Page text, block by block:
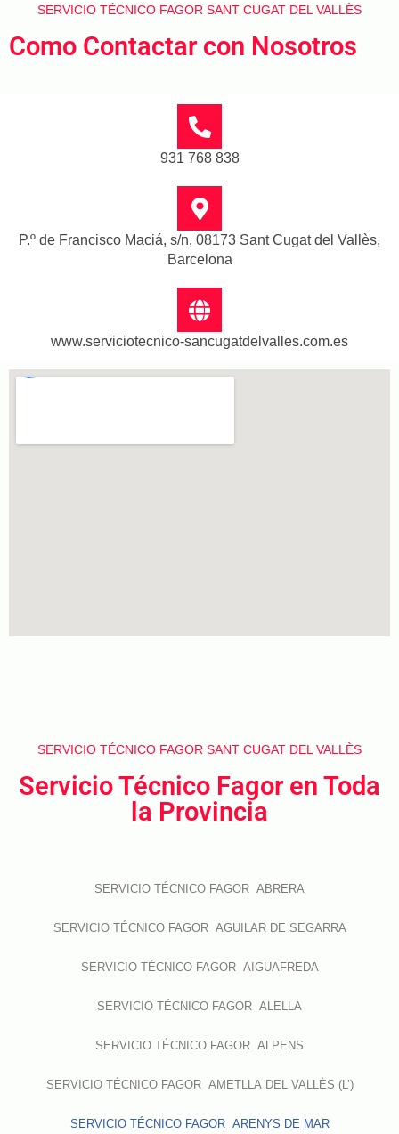
SERVICIO TÉCNICO FAGOR SANT CUGAT DEL VALLÈS
Como Contactar con Nosotros
931 768 838
P.º de Francisco Maciá, s/n, 08173 Sant Cugat del Vallès,
Barcelona
www.serviciotecnico-sancugatdelvalles.com.es
SERVICIO TÉCNICO FAGOR SANT CUGAT DEL VALLÈS
Servicio Técnico Fagor en Toda
la Provincia
SERVICIO TÉCNICO FAGOR ABRERA
SERVICIO TÉCNICO FAGOR AGUILAR DE SEGARRA
SERVICIO TÉCNICO FAGOR AIGUAFREDA
SERVICIO TÉCNICO FAGOR ALELLA
SERVICIO TÉCNICO FAGOR ALPENS
SERVICIO TÉCNICO FAGOR AMETLLA DEL VALLÈS (L’)
SERVICIO TÉCNICO FAGOR ARENYS DE MAR